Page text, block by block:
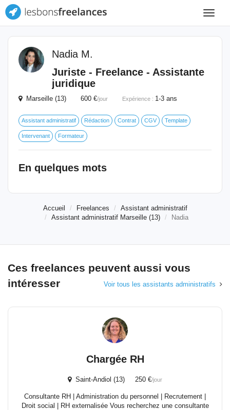
Toggle
Nadia M.
Juriste - Freelance - Assistante
juridique
Marseille (13) 600 €/jour Expérience : 1-3 ans
Assistant administratif Rédaction Contrat CGV Template
Intervenant Formateur
En quelques mots
Accueil Freelances
Assistant administratif
Assistant administratif Marseille (13)
Nadia
Ces freelances peuvent aussi vous
intéresser
Voir tous les assistants administratifs
Chargée RH
Saint-Andiol (13) 250 €/jour
Consultante RH | Administration du personnel | Recrutement |
Droit social | RH externalisée Vous recherchez une consultante